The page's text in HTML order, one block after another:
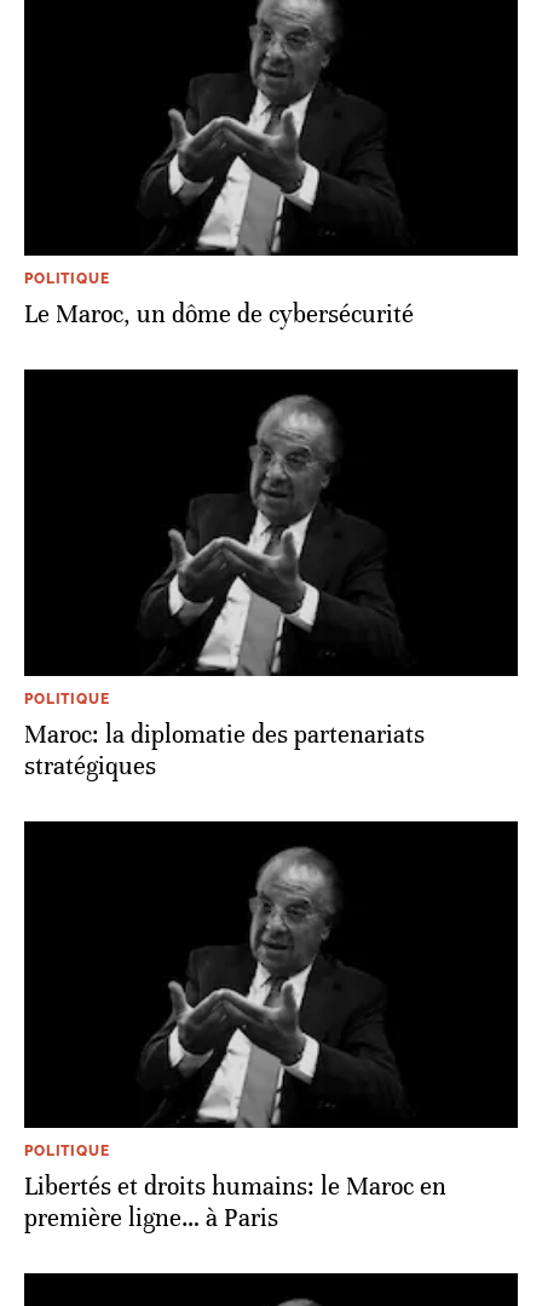
POLITIQUE
Le Maroc, un dôme de cybersécurité
POLITIQUE
Maroc: la diplomatie des partenariats
stratégiques
POLITIQUE
Libertés et droits humains: le Maroc en
première ligne… à Paris